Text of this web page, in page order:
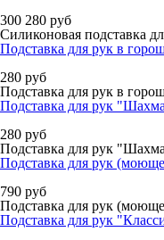
300 280 руб
Силиконовая подставка
Подставка для рук в
280 руб
Подставка для рук в
Подставка для рук
280 руб
Подставка для рук
Подставка для рук
790 руб
Подставка для рук
Подставка для рук